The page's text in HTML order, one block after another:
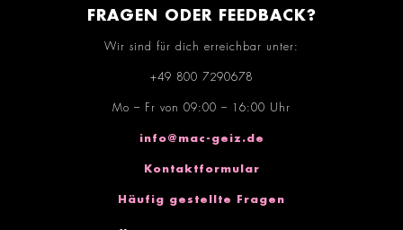
FRAGEN ODER FEEDBACK?
Wir sind für dich erreichbar unter:
+49 800 7290678
Mo – Fr von 09:00 – 16:00 Uhr
info@mac-geiz.de
Kontaktformular
Häufig gestellte Fragen